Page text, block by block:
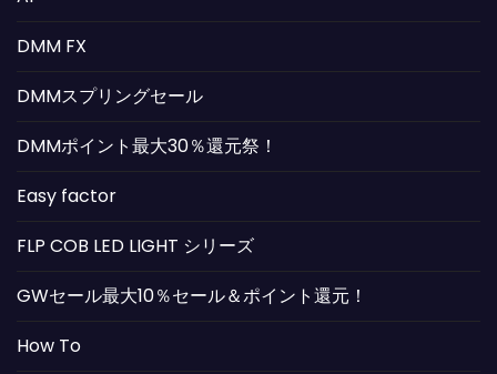
DMM FX
DMMスプリングセール
DMMポイント最大30％還元祭！
Easy factor
FLP COB LED LIGHT シリーズ
GWセール最大10％セール＆ポイント還元！
How To